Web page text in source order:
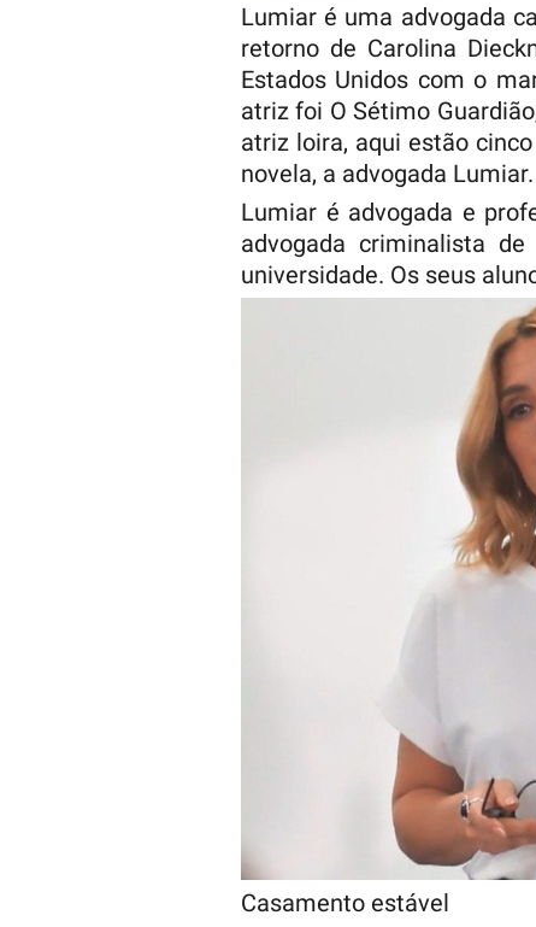
Lumiar é uma advogada
retorno de Carolina
Estados Unidos com o
atriz foi O Sétimo
atriz loira, aqui estão
novela, a advogada Lumiar.
Lumiar é advogada e
advogada criminalista
universidade. Os seus
Casamento estável